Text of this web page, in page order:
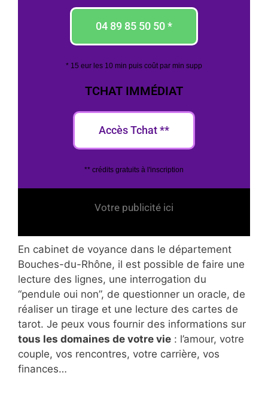
04 89 85 50 50 *
* 15 eur les 10 min puis coût par min supp
TCHAT IMMÉDIAT
Accès Tchat **
** crédits gratuits à l'inscription
Votre publicité ici
En cabinet de voyance dans le département
Bouches-du-Rhône, il est possible de faire une
lecture des lignes, une interrogation du
“pendule oui non”, de questionner un oracle, de
réaliser un tirage et une lecture des cartes de
tarot. Je peux vous fournir des informations sur
tous les domaines de votre vie : l’amour, votre
couple, vos rencontres, votre carrière, vos
finances…